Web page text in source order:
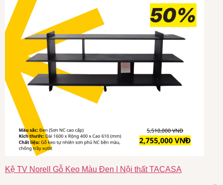
Kệ TV Norell Gỗ Keo Màu Đen | Nội thất TACASA